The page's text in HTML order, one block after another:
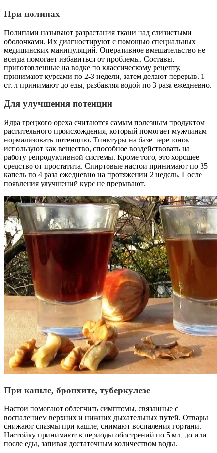
При полипах
Полипами называют разрастания ткани над слизистыми
оболочками. Их диагностируют с помощью специальных
медицинских манипуляций. Оперативное вмешательство не
всегда помогает избавиться от проблемы. Составы,
приготовленные на водке по классическому рецепту,
принимают курсами по 2-3 недели, затем делают перерыв. 1
ст. л принимают до еды, разбавляя водой по 3 раза ежедневно.
Для улучшения потенции
Ядра грецкого ореха считаются самым полезным продуктом
растительного происхождения, который помогает мужчинам
нормализовать потенцию. Тинктуры на базе перепонок
используют как вещество, способное воздействовать на
работу репродуктивной системы. Кроме того, это хорошее
средство от простатита. Спиртовые настои принимают по 35
капель по 4 раза ежедневно на протяжении 2 недель. После
появления улучшений курс не прерывают.
При кашле, бронхите, туберкулезе
Настои помогают облегчить симптомы, связанные с
воспалением верхних и нижних дыхательных путей. Отвары
снижают спазмы при кашле, снимают воспаления гортани.
Настойку принимают в периоды обострений по 5 мл, до или
после еды, запивая достаточным количеством воды.